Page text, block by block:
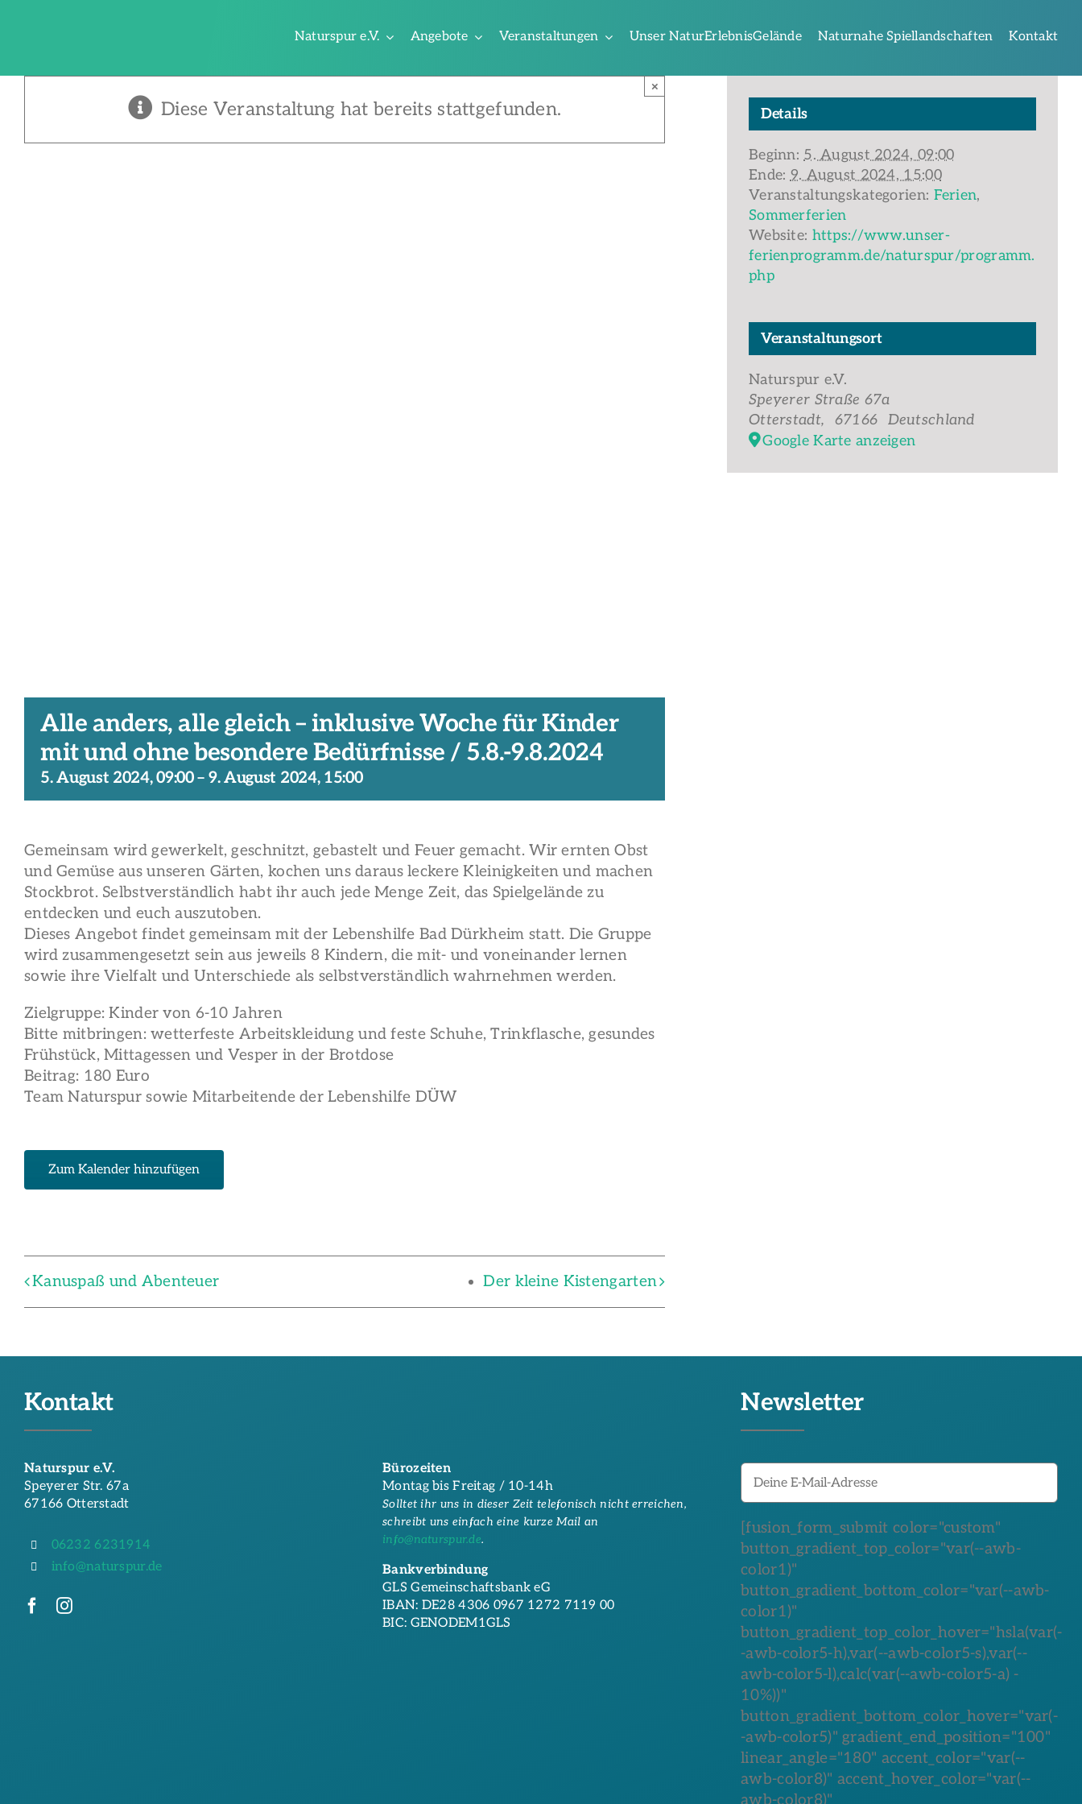
Naturspur e.V. Angebote Veranstaltungen Unser NaturErlebnisGelände Naturnahe Spiellandschaften Kontakt
Diese Veranstaltung hat bereits stattgefunden.
×
Alle anders, alle gleich – inklusive Woche für Kinder
mit und ohne besondere Bedürfnisse / 5.8.-9.8.2024
5. August 2024, 09:00– 9. August 2024, 15:00
Gemeinsam wird gewerkelt, geschnitzt, gebastelt und Feuer gemacht. Wir ernten Obst
und Gemüse aus unseren Gärten, kochen uns daraus leckere Kleinigkeiten und machen
Stockbrot. Selbstverständlich habt ihr auch jede Menge Zeit, das Spielgelände zu
entdecken und euch auszutoben.
Dieses Angebot findet gemeinsam mit der Lebenshilfe Bad Dürkheim statt. Die Gruppe
wird zusammengesetzt sein aus jeweils 8 Kindern, die mit- und voneinander lernen
sowie ihre Vielfalt und Unterschiede als selbstverständlich wahrnehmen werden.
Zielgruppe: Kinder von 6-10 Jahren
Bitte mitbringen: wetterfeste Arbeitskleidung und feste Schuhe, Trinkflasche, gesundes
Frühstück, Mittagessen und Vesper in der Brotdose
Beitrag: 180 Euro
Team Naturspur sowie Mitarbeitende der Lebenshilfe DÜW
Zum Kalender hinzufügen
Kanuspaß und Abenteuer Der kleine Kistengarten
Details
Beginn: 5. August 2024, 09:00
Ende: 9. August 2024, 15:00
Veranstaltungskategorien: Ferien,
Sommerferien
Website: https://www.unser-
ferienprogramm.de/naturspur/programm.
php
Veranstaltungsort
Naturspur e.V.
Speyerer Straße 67a
Otterstadt, 67166
Deutschland
Google Karte anzeigen
Kontakt Newsletter
Naturspur e.V.
Speyerer Str. 67a
67166 Otterstadt
06232 6231914
info@naturspur.de
Bürozeiten
Montag bis Freitag / 10-14h
Solltet ihr uns in dieser Zeit telefonisch nicht erreichen,
schreibt uns einfach eine kurze Mail an
info@naturspur.de.
Bankverbindung
GLS Gemeinschaftsbank eG
IBAN: DE28 4306 0967 1272 7119 00
BIC: GENODEM1GLS
[fusion_form_submit color="custom"
button_gradient_top_color="var(--awb-
color1)"
button_gradient_bottom_color="var(--awb-
color1)"
button_gradient_top_color_hover="hsla(var(-
-awb-color5-h),var(--awb-color5-s),var(--
awb-color5-l),calc(var(--awb-color5-a) -
10%))"
button_gradient_bottom_color_hover="var(-
-awb-color5)" gradient_end_position="100"
linear_angle="180" accent_color="var(--
awb-color8)" accent_hover_color="var(--